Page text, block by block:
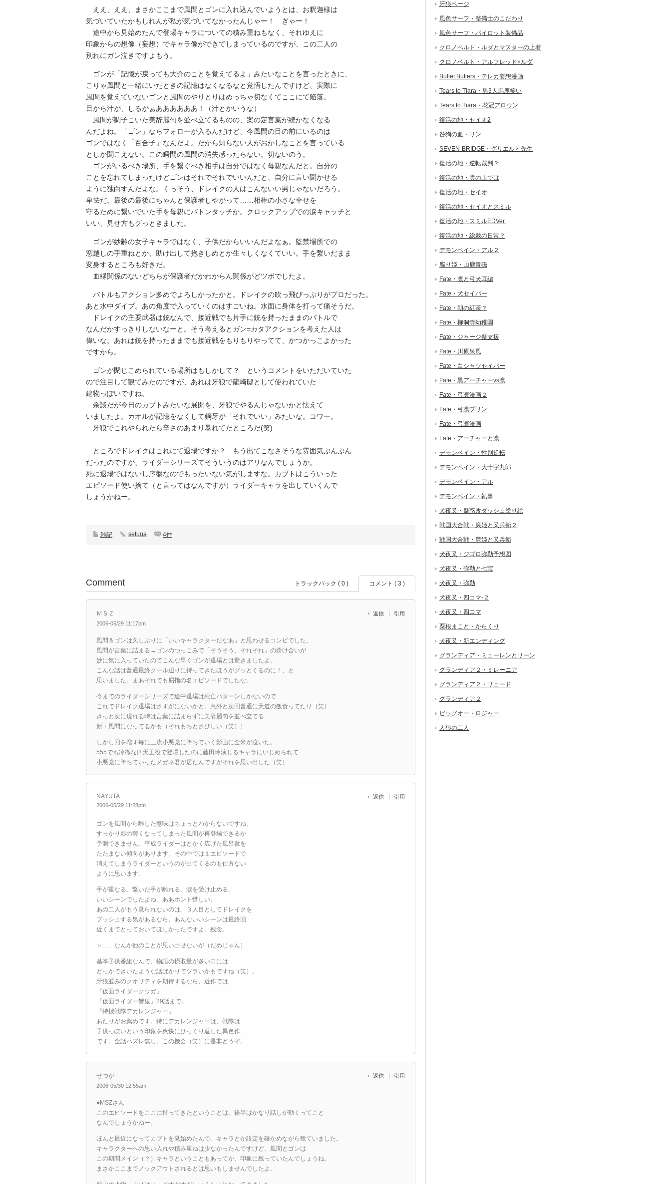
ええ、ええ、まさかここまで風間とゴンに入れ込んでいようとは、お釈迦様は
気づいていたかもしれんが私が気づいてなかったんじゃー！ ぎゃー！
途中から見始めたんで登場キャラについての積み重ねもなく、それゆえに
印象からの想像（妄想）でキャラ像ができてしまっているのですが、この二人の
別れにガン泣きですよもう。
ゴンが「記憶が戻っても大介のことを覚えてるよ」みたいなことを言ったときに、
こりゃ風間と一緒にいたときの記憶はなくなるなと覚悟したんですけど、実際に
風間を覚えていないゴンと風間のやりとりはめっちゃ切なくてここにて陥落。
目から汁が、しるがぁああああああ！（汁とかいうな）
風間が調子こいた美辞麗句を並べ立てるものの、案の定言葉が続かなくなる
んだよね。「ゴン」ならフォローが入るんだけど、今風間の目の前にいるのは
ゴンではなく「百合子」なんだよ。だから知らない人がおかしなことを言っている
としか聞こえない。この瞬間の風間の消失感ったらない。切ないのう。
ゴンがいるべき場所、手を繋ぐべき相手は自分ではなく母親なんだと。自分の
ことを忘れてしまったけどゴンはそれでそれでいいんだと、自分に言い聞かせる
ように独白すんだよな。くっそう、ドレイクの人はこんないい男じゃないだろう。
卑怯だ。最後の最後にちゃんと保護者しやがって……相棒の小さな幸せを
守るために繋いでいた手を母親にバトンタッチか。クロックアップでの涙キャッチと
いい、見せ方もグっときました。
ゴンが妙齢の女子キャラではなく、子供だからいいんだよなぁ。監禁場所での
窓越しの手重ねとか、助け出して抱きしめとか生々しくなくていい。手を繋いだまま
変身するところも好きだ。
血縁関係のないどちらが保護者だかわからん関係がどツボでしたよ。
バトルもアクション多めでよろしかったかと。ドレイクの吹っ飛びっぷりがプロだった。
あと水中ダイブ。あの角度で入っていくのはすごいね。水面に身体を打って痛そうだ。
ドレイクの主要武器は銃なんで、接近戦でも片手に銃を持ったままのバトルで
なんだかすっきりしないなーと。そう考えるとガン=カタアクションを考えた人は
偉いな。あれは銃を持ったままでも接近戦をもりもりやってて、かつかっこよかった
ですから。
ゴンが閉じこめられている場所はもしかして？ というコメントをいただいていた
ので注目して観てみたのですが、あれは牙狼で龍崎邸として使われていた
建物っぽいですね。
余談だが今日のカブトみたいな展開を、牙狼でやるんじゃないかと怯えて
いましたよ。カオルが記憶をなくして鋼牙が「それでいい」みたいな。コワー。
牙狼でこれやられたら辛さのあまり暴れてたところだ(笑)
ところでドレイクはこれにて退場ですか？ もう出てこなさそうな雰囲気ぷんぷん
だったのですが、ライダーシリーズてそういうのはアリなんでしょうか。
死に退場ではないし序盤なのでもったいない気がしますな。カブトはこういった
エピソード使い捨て（と言ってはなんですが）ライダーキャラを出していくんで
しょうかねー。
雑記 setuga 4件
Comment トラックバック ( 0 ) コメント ( 3 )
ＭＳＺ
2006-05/29 11:17pm
返信 引用
風間＆ゴンは久しぶりに「いいキャラクターだなあ」と思わせるコンビでした。
風間が言葉に詰まる→ゴンのつっこみで「そうそう、それそれ」の掛け合いが
妙に気に入っていたのでこんな早くゴンが退場とは驚きましたよ。
こんな話は普通最終クール辺りに持ってきたほうがグッとくるのに！、と
思いました。まあそれでも屈指の名エピソードでしたな。
今までのライダーシリーズで途中退場は死亡パターンしかないので
これでドレイク退場はさすがにないかと。意外と次回普通に天道の飯食ってたり（笑）
きっと次に現れる時は言葉に詰まらずに美辞麗句を並べ立てる
新・風間になってるかも（それもちとさびしい（笑））
しかし回を増す毎に三流小悪党に堕ちていく影山に全米が泣いた。
555でも冷徹な四天王役で登場したのに藤田玲演じるキャラにいじめられて
小悪党に堕ちていったメガネ君が居たんですがそれを思い出した（笑）
NAYUTA
2006-05/29 11:28pm
返信 引用
ゴンを風間から離した意味はちょっとわからないですね。
すっかり影の薄くなってしまった風間が再登場できるか
予測できません。平成ライダーはとかく広げた風呂敷を
たたまない傾向があります。その中では１エピソードで
消えてしまうライダーというのが出てくるのも仕方ない
ように思います。
手が重なる、繋いだ手が離れる、涙を受け止める。
いいシーンでしたよね。ああホント惜しい、
あの二人がもう見られないのは。３人目としてドレイクを
プッシュする気があるなら、あんないいシーンは最終回
近くまでとっておいてほしかったですよ。残念。
＞……なんか他のことが思い出せないが（だめじゃん）
基本子供番組なんで、物語の摂取量が多い口には
どっかできいたような話ばかりでツラいかもですね（笑）。
牙狼並みのクオリティを期待するなら、近作では
『仮面ライダークウガ』
『仮面ライダー響鬼』29話まで。
『特捜戦隊デカレンジャー』
あたりがお薦めです。特にデカレンジャーは、戦隊は
子供っぽいという印象を爽快にひっくり返した異色作
です。全話ハズレ無し。この機会（笑）に是非どうぞ。
せつが
2006-05/30 12:55am
返信 引用
●MSZさん
このエピソードをここに持ってきたということは、後半はかなり話しが動くってこと
なんでしょうかねー。
ほんと最近になってカブトを見始めたんで、キャラとか設定を確かめながら観ていました。
キャラクターへの思い入れや積み重ねは少なかったんですけど、風間とゴンは
この期間メイン（？）キャラということもあってか、印象に残っていたんでしょうね。
まさかここまでノックアウトされるとは思いもしませんでしたよ。
牙狼ページ
風色サーフ・整備士のこだわり
風色サーフ・パイロット装備品
クロノベルト・ルダとマスターの上着
クロノベルト・アルフレッド×ルダ
Bullet Butlers・テレカ妄想漫画
Tears to Tiara・男3人馬鹿笑い
Tears to Tiara・花冠アロウン
復活の地・セイオ2
咎狗の血・リン
SEVEN-BRIDGE・グリエルと先生
復活の地・逆転裁判？
復活の地・雲の上では
復活の地・セイオ
復活の地・セイオとスミル
復活の地・スミルEDVer.
復活の地・総裁の日常？
デモンベイン・アル２
腐り姫・山鹿青磁
Fate・凛と弓犬耳編
Fate・犬セイバー
Fate・朝の紅茶？
Fate・柳洞寺幼稚園
Fate・ジャージ祭支援
Fate・川原泉風
Fate・白シャツセイバー
Fate・黒アーチャーvs凛
Fate・弓凛漫画２
Fate・弓凛プリン
Fate・弓凛漫画
Fate・アーチャーと凛
デモンベイン・性別逆転
デモンベイン・大十字九郎
デモンベイン・アル
デモンベイン・執事
犬夜叉・疑惑改ダッシュ塗り絵
戦国大合戦・廉姫と又兵衛２
戦国大合戦・廉姫と又兵衛
犬夜叉・ジゴロ弥勒予想図
犬夜叉・弥勒と七宝
犬夜叉・弥勒
犬夜叉・四コマ-２
犬夜叉・四コマ
粟根まこと・からくり
犬夜叉・新エンディング
グランディア・ミューレンとリーン
グランディア２・ミレーニア
グランディア２・リュード
グランディア２
ビッグオー・ロジャー
人狼の二人